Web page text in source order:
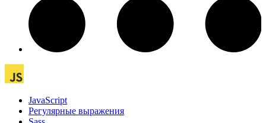
JavaScript
Регулярные выражения